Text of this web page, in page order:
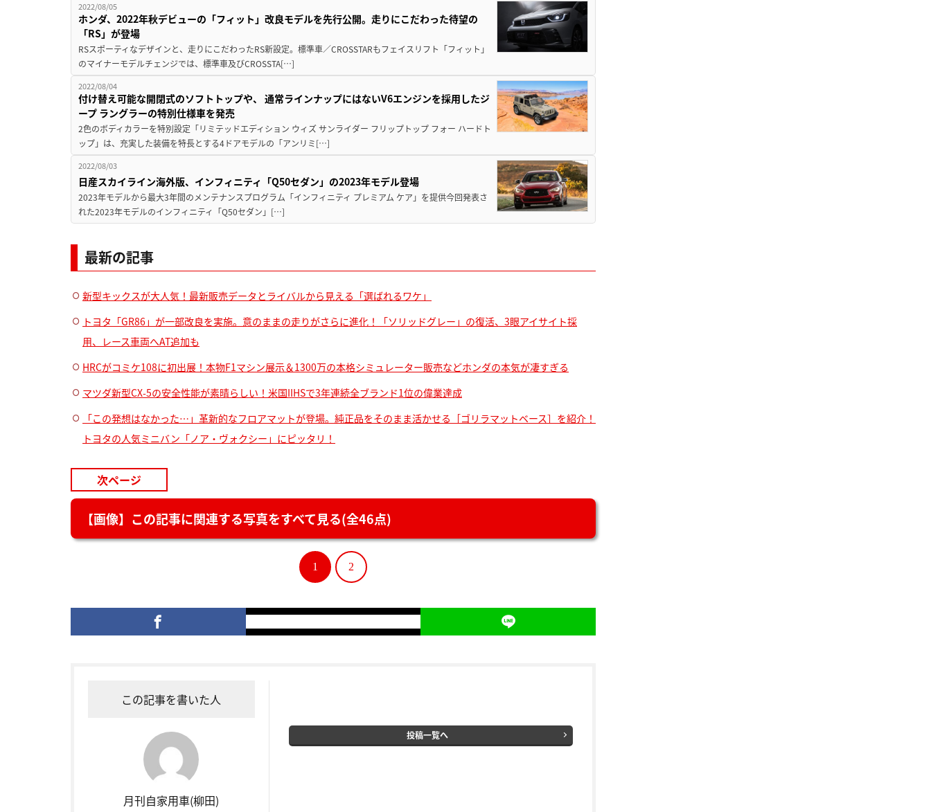
2022/08/05
ホンダ、2022年秋デビューの「フィット」改良モデルを先行公開。走りにこだわった待望の
「RS」が登場
RSスポーティなデザインと、走りにこだわったRS新設定。標準車／CROSSTARもフェイスリフト「フィット」
のマイナーモデルチェンジでは、標準車及びCROSSTA[…]
2022/08/04
付け替え可能な開閉式のソフトトップや、 通常ラインナップにはないV6エンジンを採用したジ
ープ ラングラーの特別仕様車を発売
2色のボディカラーを特別設定「リミテッドエディション ウィズ サンライダー フリップトップ フォー ハードト
ップ」は、充実した装備を特⾧とする4ドアモデルの「アンリミ[…]
2022/08/03
日産スカイライン海外版、インフィニティ「Q50セダン」の2023年モデル登場
2023年モデルから最大3年間のメンテナンスプログラム「インフィニティ プレミアム ケア」を提供今回発表さ
れた2023年モデルのインフィニティ「Q50セダン」[…]
最新の記事
新型キックスが大人気！最新販売データとライバルから見える「選ばれるワケ」
トヨタ「GR86」が一部改良を実施。意のままの走りがさらに進化！「ソリッドグレー」の復活、3眼アイサイト採
用、レース車両へAT追加も
HRCがコミケ108に初出展！本物F1マシン展示＆1300万の本格シミュレーター販売などホンダの本気が凄すぎる
マツダ新型CX-5の安全性能が素晴らしい！米国IIHSで3年連続全ブランド1位の偉業達成
「この発想はなかった…」革新的なフロアマットが登場。純正品をそのまま活かせる［ゴリラマットベース］を紹介！
トヨタの人気ミニバン「ノア・ヴォクシー」にピッタリ！
次ページ
【画像】この記事に関連する写真をすべて見る(全46点)
1 2
この記事を書いた人
月刊自家用車(柳田)
投稿一覧へ